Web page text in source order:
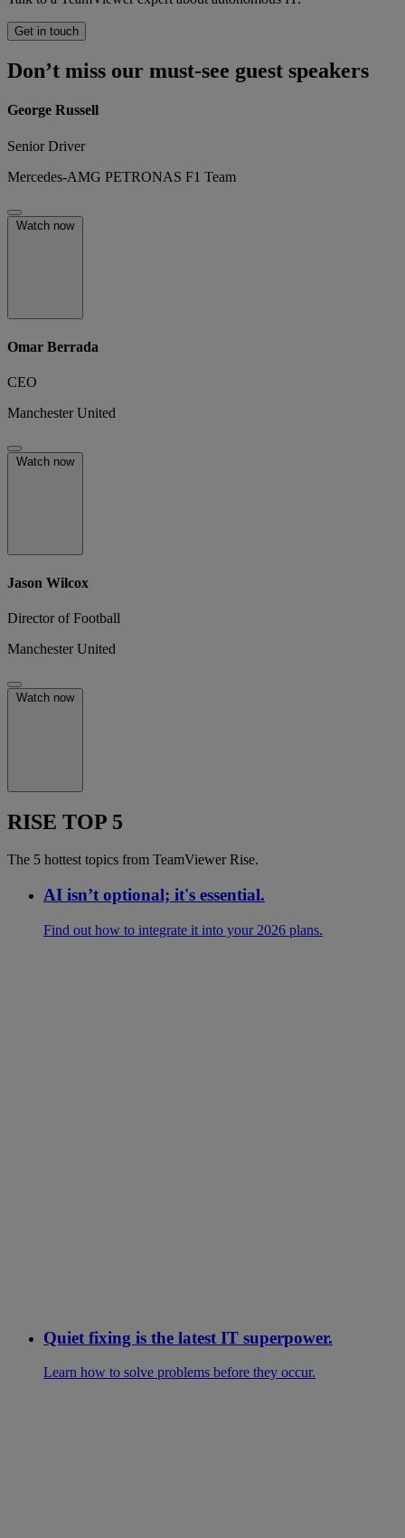
Get in touch
Don’t miss our must-see guest speakers
George Russell
Senior Driver
Mercedes-AMG PETRONAS F1 Team
Watch now
Omar Berrada
CEO
Manchester United
Watch now
Jason Wilcox
Director of Football
Manchester United
Watch now
RISE TOP 5
The 5 hottest topics from TeamViewer Rise.
AI isn’t optional; it's essential.
Find out how to integrate it into your 2026 plans.
Quiet fixing is the latest IT superpower.
Learn how to solve problems before they occur.